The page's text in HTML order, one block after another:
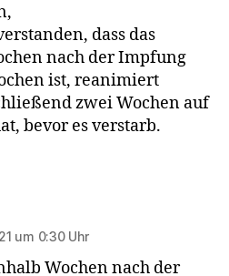
dass das
nach der Impfung
ist, reanimiert
zwei Wochen auf
bevor es verstarb.
um 0:30 Uhr
Wochen nach der